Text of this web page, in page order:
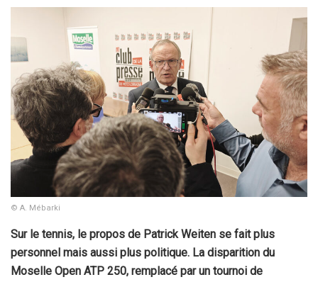
© A. Mébarki
Sur le tennis, le propos de Patrick Weiten se fait plus
personnel mais aussi plus politique. La disparition du
Moselle Open ATP 250, remplacé par un tournoi de